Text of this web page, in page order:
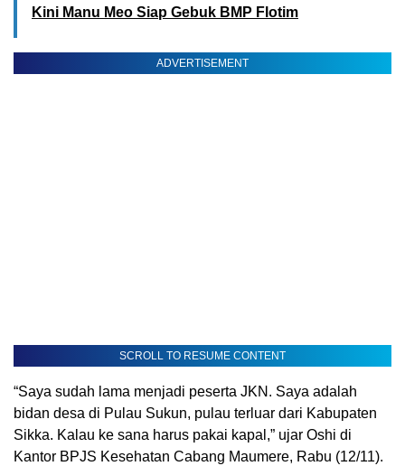
Kini Manu Meo Siap Gebuk BMP Flotim
ADVERTISEMENT
SCROLL TO RESUME CONTENT
“Saya sudah lama menjadi peserta JKN. Saya adalah
bidan desa di Pulau Sukun, pulau terluar dari Kabupaten
Sikka. Kalau ke sana harus pakai kapal,” ujar Oshi di
Kantor BPJS Kesehatan Cabang Maumere, Rabu (12/11).